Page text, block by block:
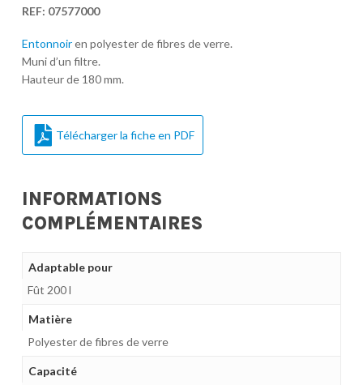
REF: 07577000
Entonnoiren polyester de fibres de verre.
Muni d’un filtre.
Hauteur de 180 mm.
Télécharger la fiche en PDF
INFORMATIONS
COMPLÉMENTAIRES
Adaptable pour
Fût 200 l
Matière
Polyester de fibres de verre
Capacité